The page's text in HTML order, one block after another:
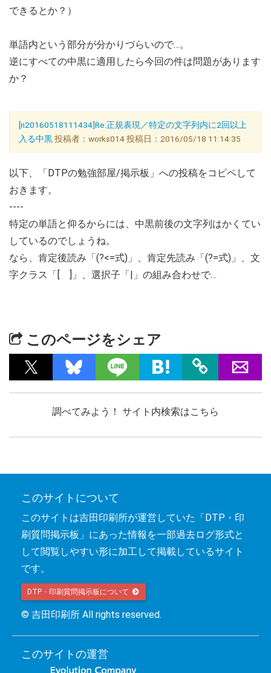
できるとか？）
単語内という部分が分かりづらいので…。
逆にすべての中黒に適用したら今回の件は問題があります
か？
[n20160518111434]Re:正規表現／特定の文字列内に2回以上
入る中黒投稿者：works014 投稿日：2016/05/18 11:14:35
以下、「DTPの勉強部屋/掲示板」への投稿をコピペして
おきます。
----
特定の単語と仰るからには、中黒前後の文字列はかくてい
しているのでしょうね。
なら、肯定後読み「(?<=式)」、肯定先読み「(?=式)」、文
字クラス「[ ]」、選択子「|」の組み合わせで…
このページをシェア
調べてみよう！ サイト内検索はこちら
このサイトについて
このサイトは吉田印刷所が運営していた「DTP・印
刷質問掲示板」にあった情報を一部過去ログ形式と
して閲覧しやすい形に加工して掲載しているサイト
です。
DTP・印刷質問掲示板について
© 吉田印刷所 All rights reserved.
このサイトの運営